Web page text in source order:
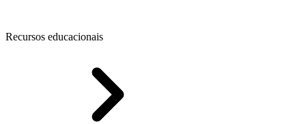
Recursos educacionais